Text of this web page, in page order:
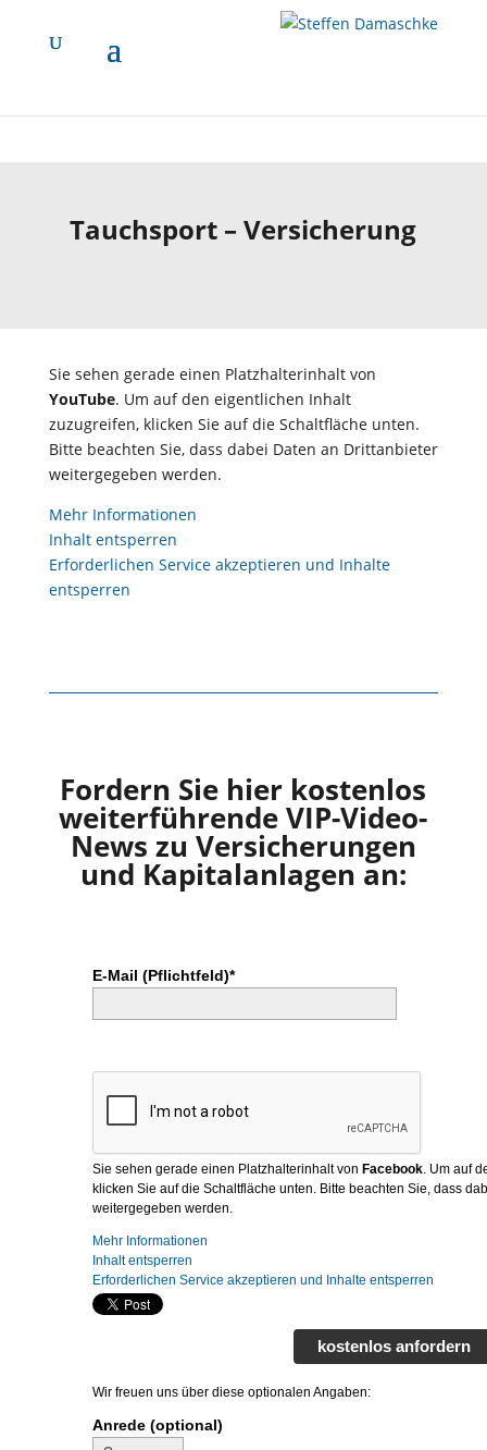
ProvenExpert.com entsperren
ProvenExpert.com immer entsperren
Mehr Informationen
Tauchsport – Versicherung
Sie sehen gerade einen Platzhalterinhalt von
YouTube. Um auf den eigentlichen Inhalt
zuzugreifen, klicken Sie auf die Schaltfläche unten.
Bitte beachten Sie, dass dabei Daten an Drittanbieter
weitergegeben werden.
Mehr Informationen
Inhalt entsperren
Erforderlichen Service akzeptieren und Inhalte
entsperren
Fordern Sie hier kostenlos
weiterführende VIP-Video-
News zu Versicherungen
und Kapitalanlagen an:
E-Mail (Pflichtfeld)*
Sie sehen gerade einen Platzhalterinhalt von Facebook. Um auf
klicken Sie auf die Schaltfläche unten. Bitte beachten Sie, dass
weitergegeben werden.
Mehr Informationen
Inhalt entsperren
Erforderlichen Service akzeptieren und Inhalte entsperren
kostenlos anfordern
Wir freuen uns über diese optionalen Angaben:
Anrede (optional)